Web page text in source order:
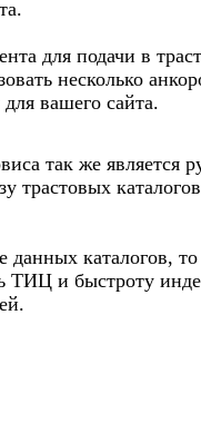
для подачи в
несколько
вашего сайта.
так же является
трастовых
данных каталогов,
ТИЦ и быстроту